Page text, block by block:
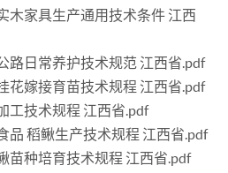
木家具生产通用技术条件 江西
路日常养护技术规范 江西省.pdf
花嫁接育苗技术规程 江西省.pdf
工技术规程 江西省.pdf
品 稻鳅生产技术规程 江西省.pdf
苗种培育技术规程 江西省.pdf